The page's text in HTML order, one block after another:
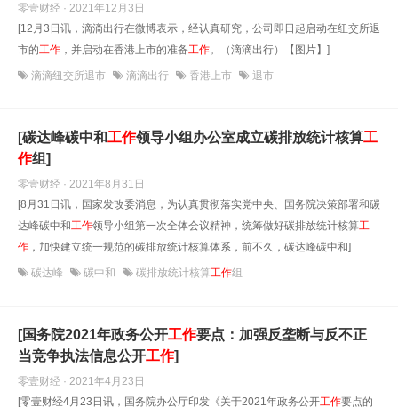
零壹财经 · 2021年12月3日
[12月3日讯，滴滴出行在微博表示，经认真研究，公司即日起启动在纽交所退
市的工作 ，并启动在香港上市的准备工作。（滴滴出行）【图片】]
滴滴纽交所退市 滴滴出行 香港上市 退市
[碳达峰碳中和工作领导小组办公室成立碳排放统计核算工
作组]
零壹财经 · 2021年8月31日
[8月31日讯，国家发改委消息，为认真贯彻落实党中央、国务院决策部署和碳
达峰碳中和工作领导小组第一次全体会议精神，统筹做好碳排放统计核算工
作 ，加快建立统一规范的碳排放统计核算体系，前不久，碳达峰碳中和]
碳达峰 碳中和 碳排放统计核算工作组
[国务院2021年政务公开工作要点：加强反垄断与反不正
当竞争执法信息公开工作]
零壹财经 · 2021年4月23日
[零壹财经4月23日讯，国务院办公厅印发《关于2021年政务公开工作要点的